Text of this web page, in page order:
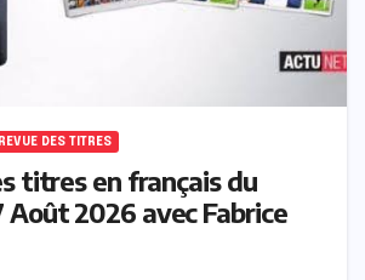
REVUE DES TITRES
titres en français du
2026 avec Fabrice